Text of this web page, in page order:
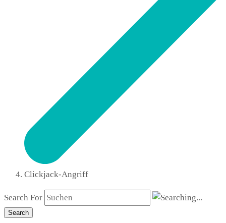
Clickjack-Angriff
Search For
Search